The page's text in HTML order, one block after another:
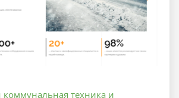
коммунальная техника и